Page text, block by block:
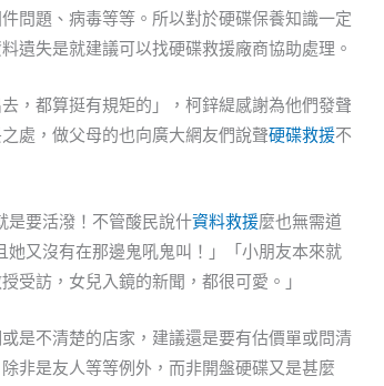
問題、病毒等等。所以對於硬碟保養知識一定
遺失是就建議可以找硬碟救援廠商協助處理。
，都算挺有規矩的」，柯鋅緹感謝為他們發聲
處，做父母的也向廣大網友們說聲硬碟救援不
是要活潑！不管酸民說什資料救援麼也無需道
又沒有在那邊鬼吼鬼叫！」「小朋友本來就
受訪，女兒入鏡的新聞，都很可愛。」
是不清楚的店家，建議還是要有估價單或問清
非是友人等等例外，而非開盤硬碟又是甚麼